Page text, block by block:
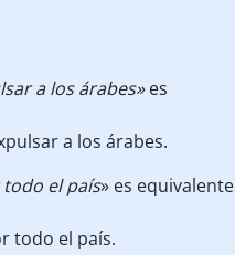
a los árabes»es
a los árabes.
el país» es equivalente
todo el país.